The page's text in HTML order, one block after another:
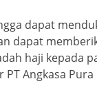
dapat
dapat
haji kepada
Angkasa